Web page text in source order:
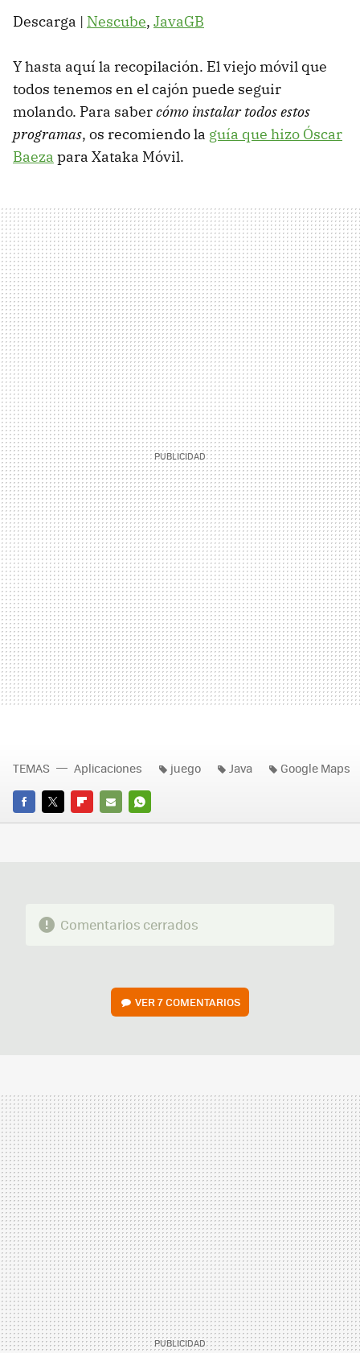
Descarga | Nescube, JavaGB
Y hasta aquí la recopilación. El viejo móvil que
todos tenemos en el cajón puede seguir
molando. Para sabercómo instalar todos estos
programas, os recomiendo la guía que hizo Óscar
Baeza para Xataka Móvil.
FACEBOOK
TWITTERFLIPBOARD
E-
WHATSAPP
TEMAS Aplicaciones juego Java Google Maps
Comentarios cerrados
VER7 COMENTARIOS